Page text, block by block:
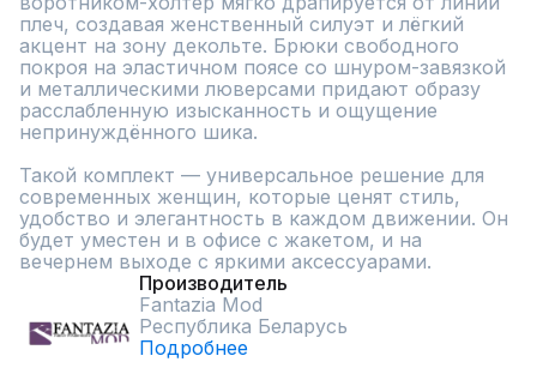
плеч, создавая женственный силуэт и лёгкий
акцент на зону декольте. Брюки свободного
покроя на эластичном поясе со шнуром-завязкой
и металлическими люверсами придают образу
расслабленную изысканность и ощущение
непринуждённого шика.
Такой комплект — универсальное решение для
современных женщин, которые ценят стиль,
удобство и элегантность в каждом движении. Он
будет уместен и в офисе с жакетом, и на
вечернем выходе с яркими аксессуарами.
Производитель
Fantazia Mod
Республика Беларусь
Подробнее